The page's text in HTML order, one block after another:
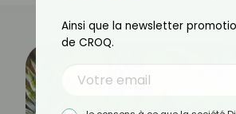
Ainsi que la newsletter
de CROQ.